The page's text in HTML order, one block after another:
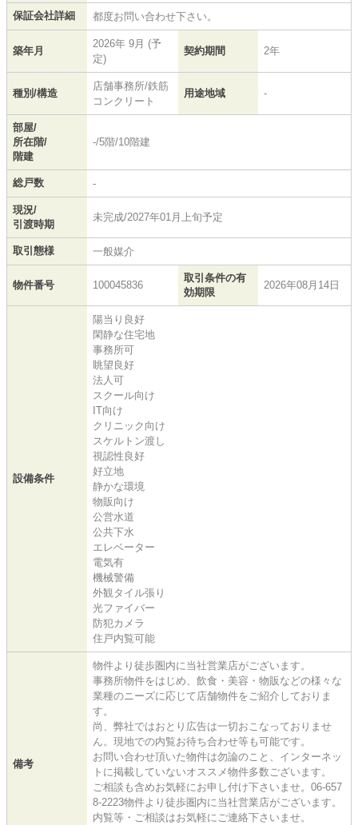
保証会社詳細 都度お問い合わせ下さい。
築年月
2026年 9月 (予
定)
契約期間 2年
種別/構造
店舗事務所/鉄筋
コンクリート
用途地域 -
部屋/
所在階/
階建
-/5階/10階建
総戸数 -
現況/
引渡時期
未完成/2027年01月上旬予定
取引態様 一般媒介
物件番号 100045836
取引条件の有
効期限
2026年08月14日
設備条件
陽当り良好
閑静な住宅地
事務所可
眺望良好
法人可
スクール向け
IT向け
クリニック向け
スケルトン渡し
視認性良好
好立地
静かな環境
物販向け
公営水道
公共下水
エレベーター
電気有
機械警備
外観タイル張り
光ファイバー
防犯カメラ
住戸内覧可能
備考
物件より徒歩圏内に当社営業店がございます。
事務所物件をはじめ、飲食・美容・物販などの様々な
業種のニーズに応じて店舗物件をご紹介しておりま
す。
尚、弊社ではおとり広告は一切おこなっておりませ
ん。現地での内覧お待ち合わせ等も可能です。
お問い合わせ頂いた物件は勿論のこと、インターネッ
トに掲載していないオススメ物件多数ございます。
ご相談も含めお気軽にお申し付け下さいませ。06-657
8-2223物件より徒歩圏内に当社営業店がございます。
内覧等・ご相談はお気軽にご連絡下さいませ。